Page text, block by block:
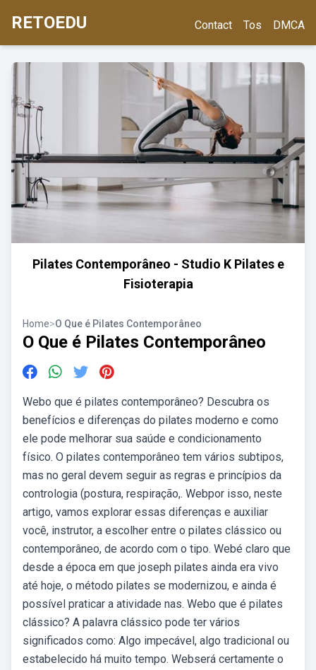
RETOEDU Contact Tos DMCA
Pilates Contemporâneo - Studio K Pilates e
Fisioterapia
Home>O Que é Pilates Contemporâneo
O Que é Pilates Contemporâneo
Webo que é pilates contemporâneo? Descubra os
benefícios e diferenças do pilates moderno e como
ele pode melhorar sua saúde e condicionamento
físico. O pilates contemporâneo tem vários subtipos,
mas no geral devem seguir as regras e princípios da
contrologia (postura, respiração,. Webpor isso, neste
artigo, vamos explorar essas diferenças e auxiliar
você, instrutor, a escolher entre o pilates clássico ou
contemporâneo, de acordo com o tipo. Webé claro que
desde a época em que joseph pilates ainda era vivo
até hoje, o método pilates se modernizou, e ainda é
possível praticar a atividade nas. Webo que é pilates
clássico? A palavra clássico pode ter vários
significados como: Algo impecável, algo tradicional ou
estabelecido há muito tempo. Webserá certamente o